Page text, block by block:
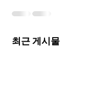
최근 게시물